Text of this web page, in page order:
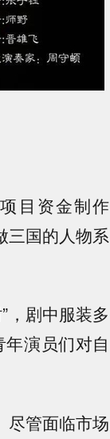
目资金制作
三国的人物系
，剧中服装多
演员们对自
尽管面临市场